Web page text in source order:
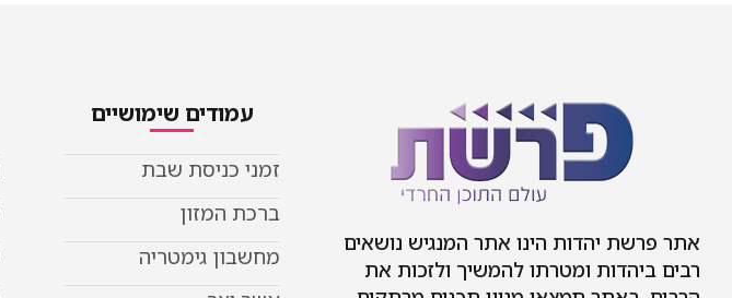
אתר פרשת יהדות הינו אתר המנגיש נושאים
רבים ביהדות ומטרתו להמשיך ולזכות את
עמודים שימושיים
זמני כניסת שבת
ברכת המזון
מחשבון גימטריה